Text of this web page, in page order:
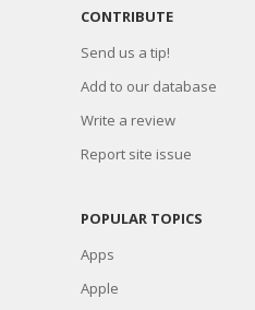
CONTRIBUTE
Send us a tip!
Add to our database
Write a review
Report site issue
POPULAR TOPICS
Apps
Apple